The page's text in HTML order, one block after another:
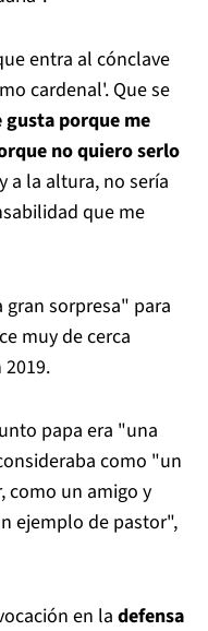
entra al cónclave
cardenal'. Que se
gusta porque me
no quiero serlo
a la altura, no sería
que me
sorpresa" para
muy de cerca
papa era "una
como "un
como un amigo y
ejemplo de pastor",
en ladefensa